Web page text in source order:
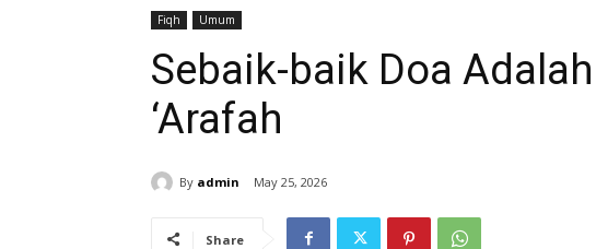
Fiqh Umum
Sebaik-baik Doa
‘Arafah
By admin May 25, 2026
Share